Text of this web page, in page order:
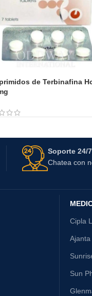
de Terbinafina
Soporte 24/
Chatea con
Cipla
Sun